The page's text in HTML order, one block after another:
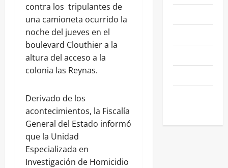
contra los tripulantes de
una camioneta ocurrido la
noche del jueves en el
boulevard Clouthier a la
altura del acceso a la
colonia las Reynas.
Derivado de los
acontecimientos, la Fiscalía
General del Estado informó
que la Unidad
Especializada en
Investigación de Homicidio